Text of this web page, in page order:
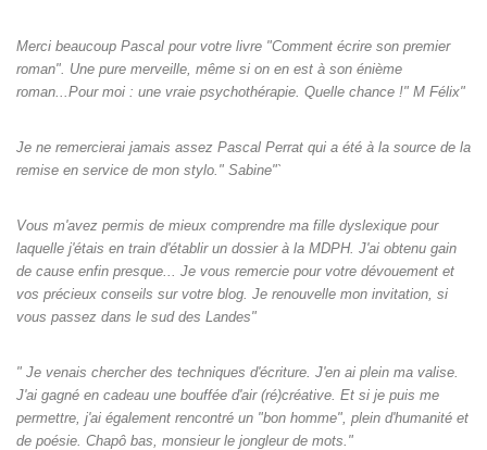
Merci beaucoup Pascal pour votre livre "Comment écrire son premier
roman". Une pure merveille, même si on en est à son énième
roman...Pour moi : une vraie psychothérapie. Quelle chance !" M Félix"
Je ne remercierai jamais assez Pascal Perrat qui a été à la source de la
remise en service de mon stylo." Sabine"`
Vous m'avez permis de mieux comprendre ma fille dyslexique pour
laquelle j'étais en train d'établir un dossier à la MDPH. J'ai obtenu gain
de cause enfin presque... Je vous remercie pour votre dévouement et
vos précieux conseils sur votre blog. Je renouvelle mon invitation, si
vous passez dans le sud des Landes"
" Je venais chercher des techniques d'écriture. J'en ai plein ma valise.
J'ai gagné en cadeau une bouffée d'air (ré)créative. Et si je puis me
permettre, j'ai également rencontré un "bon homme", plein d'humanité et
de poésie. Chapô bas, monsieur le jongleur de mots."